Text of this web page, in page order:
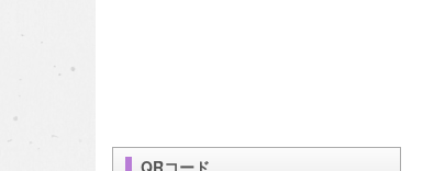
QRコード